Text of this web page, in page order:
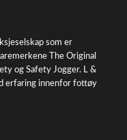
som er
The Original
og Safety Jogger. L &
erfaring innenfor fottøy